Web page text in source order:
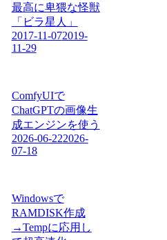
最高に卑猥な怪獣
「ビラ星人」
2017-11-072019-
11-29
ComfyUIで
ChatGPTの画像生
成エンジンを使う
2026-06-222026-
07-18
Windowsで
RAMDISK作成
→Tempに応用し